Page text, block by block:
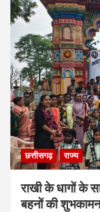
छत्तीसगढ़ राज्य
राखी के धागों के
बहनों की